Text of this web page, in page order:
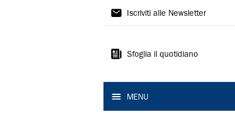
Gazzetta
Reggio
Iscriviti alle Newsletter
Sfoglia il quotidiano
MENU